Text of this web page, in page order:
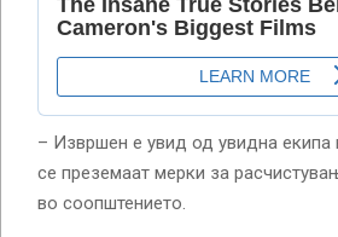
– Извршен е увид од увидна
се преземаат мерки за
во соопштението.